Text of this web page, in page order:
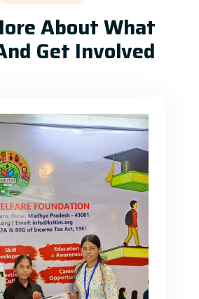
About What
Get Involved